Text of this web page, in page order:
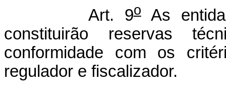
Art. 9oAs
constituirão reservas
conformidade com os
regulador e fiscalizador.